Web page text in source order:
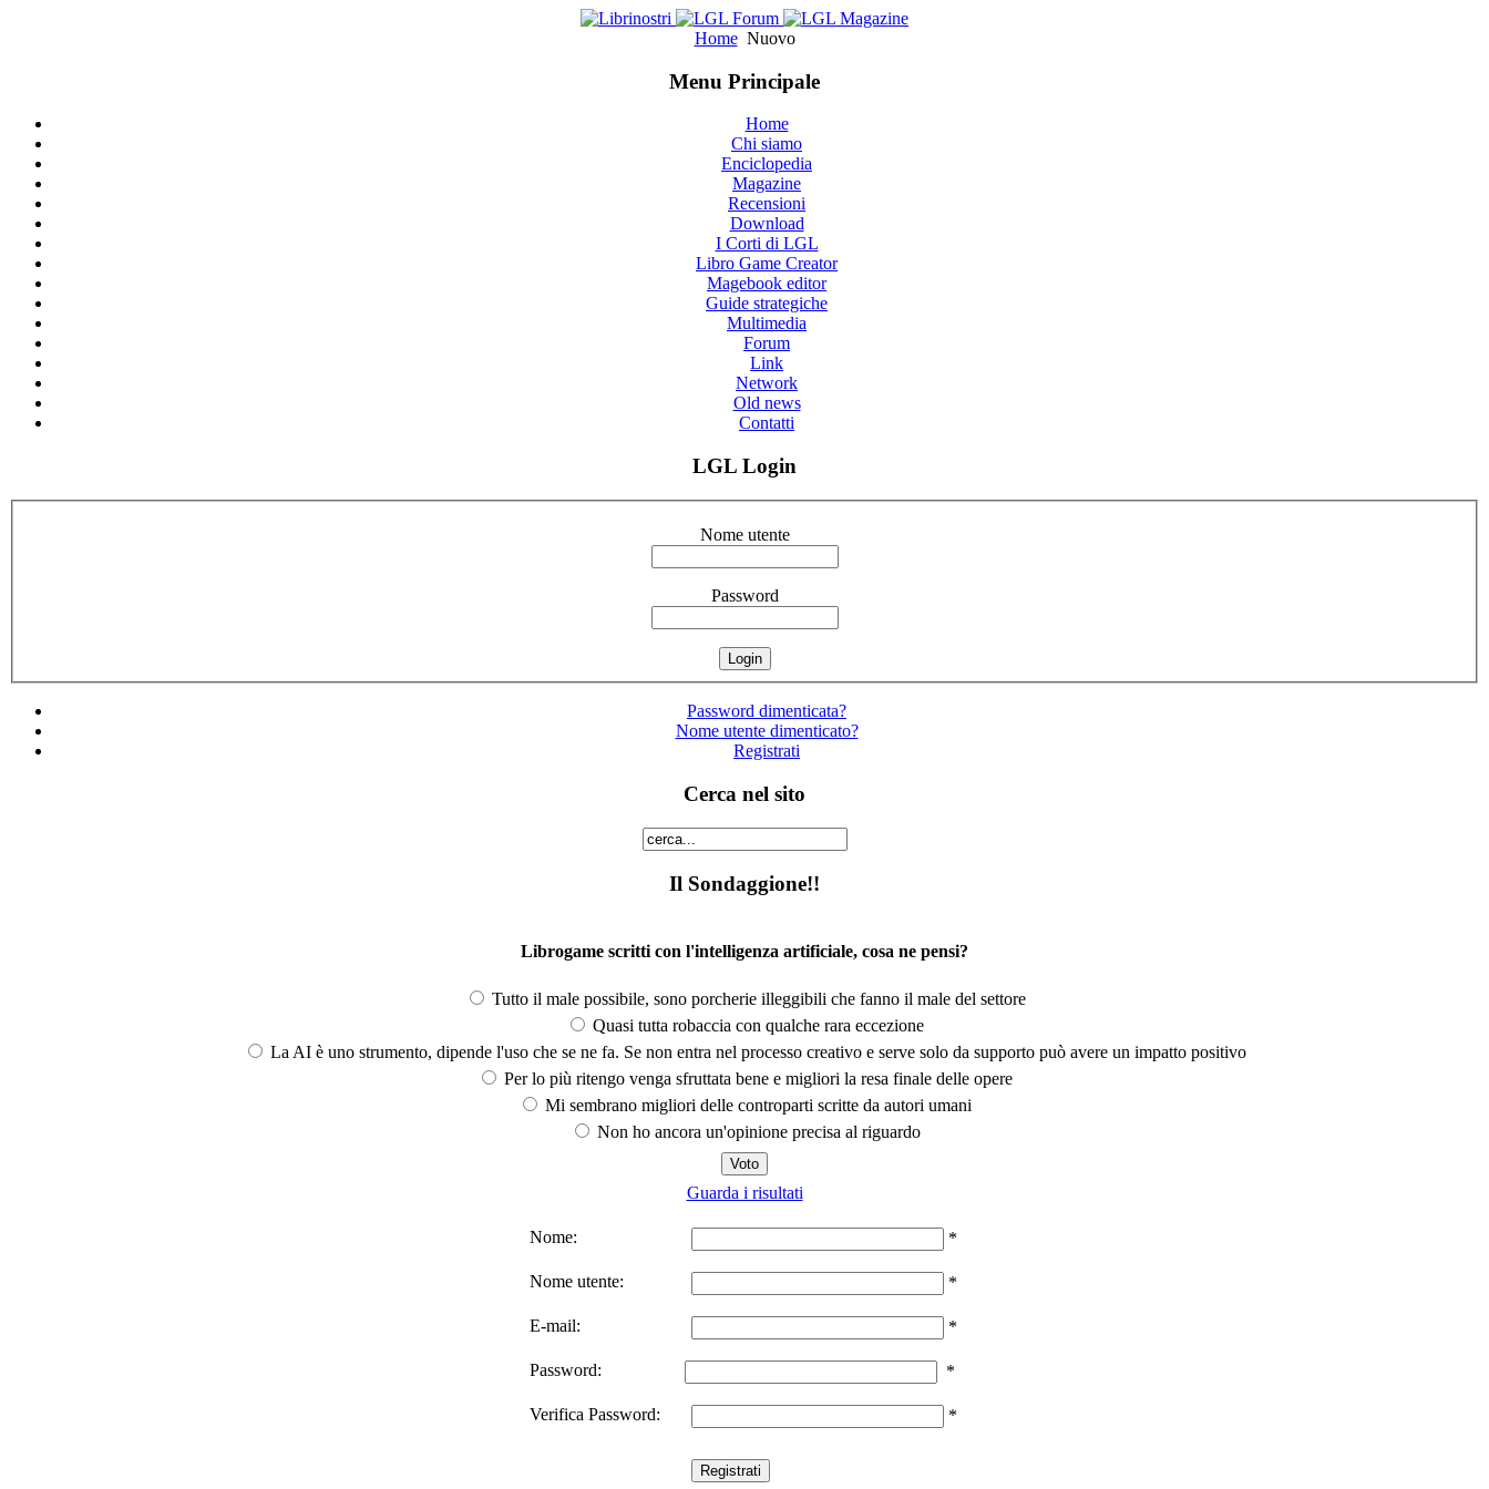
Home Nuovo
Menu Principale
Home
Chi siamo
Enciclopedia
Magazine
Recensioni
Download
I Corti di LGL
Libro Game Creator
Magebook editor
Guide strategiche
Multimedia
Forum
Link
Network
Old news
Contatti
LGL Login
Nome utente
Password
Password dimenticata?
Nome utente dimenticato?
Registrati
Cerca nel sito
Il Sondaggione!!
Librogame scritti con l'intelligenza artificiale, cosa ne pensi?
Tutto il male possibile, sono porcherie illeggibili che fanno il male del settore
Quasi tutta robaccia con qualche rara eccezione
La AI è uno strumento, dipende l'uso che se ne fa. Se non entra nel processo creativo e serve solo da supporto può avere un impatto positivo
Per lo più ritengo venga sfruttata bene e migliori la resa finale delle opere
Mi sembrano migliori delle controparti scritte da autori umani
Non ho ancora un'opinione precisa al riguardo
Guarda i risultati
Nome: *
Nome utente: *
E-mail: *
Password: *
Verifica Password: *
Registrati